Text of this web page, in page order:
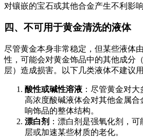
对镶嵌的宝石或其他合金产生不利影响
四、不可用于黄金清洗的液体
尽管黄金本身非常稳定，但某些液体
性，可能会对黄金饰品中的其他成分
层）造成损害。以下几类液体不建议
酸性或碱性溶液 ：尽管黄金对
高浓度酸碱液体会对其他金属
响饰品的整体结构。
漂白剂 ：漂白剂是强氧化剂，
层或加速某些材质的老化。